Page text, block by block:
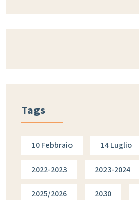
Tags
10 Febbraio 14 Luglio
2022-2023 2023-2024
2025/2026 2030